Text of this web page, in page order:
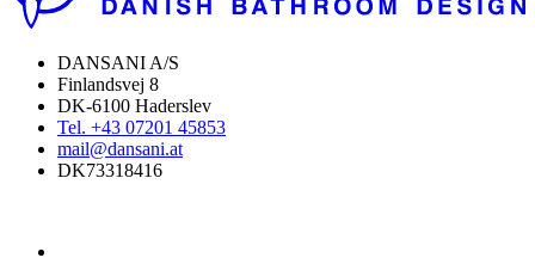
DANSANI A/S
Finlandsvej 8
DK-6100 Haderslev
Tel. +43 07201 45853
mail@dansani.at
DK73318416